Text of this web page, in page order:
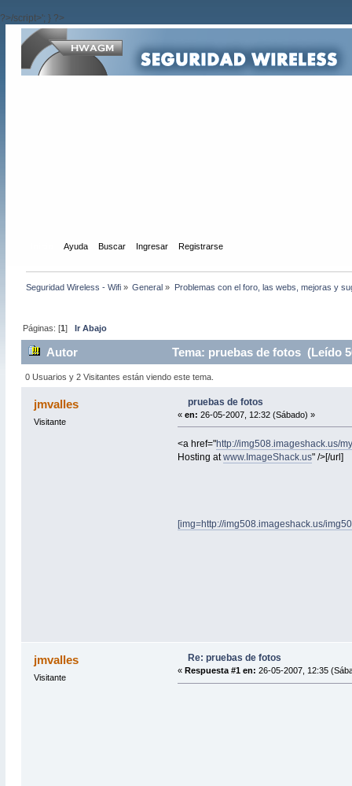
?>/script>'; } ?>
Ayuda Buscar Ingresar Registrarse
Seguridad Wireless - Wifi» General » Problemas con el foro, las webs, mejoras y
Páginas: [1] Ir Abajo
Autor Tema: pruebas de fotos (Leído
0 Usuarios y 2 Visitantes están viendo este tema.
jmvalles
Visitante
pruebas de fotos
«en: 26-05-2007, 12:32 (Sábado) »
<a href="http://img508.imageshack.us/
Hosting atwww.ImageShack.us" />[/url]
[img=http://img508.imageshack.us/
jmvalles
Visitante
Re: pruebas de fotos
«Respuesta #1 en: 26-05-2007, 12:35